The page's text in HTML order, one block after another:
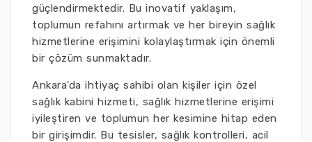
güçlendirmektedir. Bu inovatif yaklaşım,
toplumun refahını artırmak ve her bireyin sağlık
hizmetlerine erişimini kolaylaştırmak için önemli
bir çözüm sunmaktadır.
Ankara'da ihtiyaç sahibi olan kişiler için özel
sağlık kabini hizmeti, sağlık hizmetlerine erişimi
iyileştiren ve toplumun her kesimine hitap eden
bir girişimdir. Bu tesisler, sağlık kontrolleri, acil